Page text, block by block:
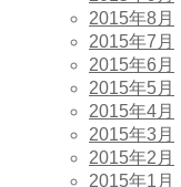
2015年8月
2015年7月
2015年6月
2015年5月
2015年4月
2015年3月
2015年2月
2015年1月